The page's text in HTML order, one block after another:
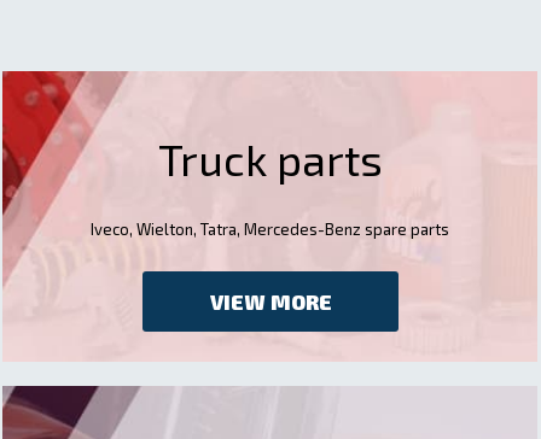
Truck parts
Iveco, Wielton, Tatra, Mercedes-Benz spare parts
VIEW MORE